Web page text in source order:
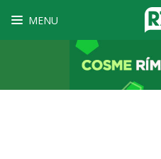
MENU